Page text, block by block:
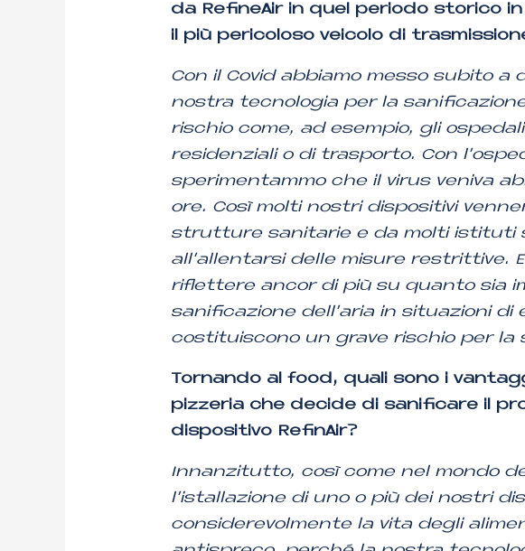
da RefineAir in quel periodo storico
il più pericoloso veicolo di
Con il Covid abbiamo messo subito a
nostra tecnologia per la
rischio come, ad esempio, gli
residenziali o di trasporto. Con
sperimentammo che il virus veniva
ore. Così molti nostri dispositivi
strutture sanitarie e da molti istituti
all’allentarsi delle misure restrittive.
riflettere ancor di più su quanto sia
sanificazione dell’aria in situazioni di
costituiscono un grave rischio per la
Tornando al food, quali sono i
pizzeria che decide di sanificare il
dispositivo RefinAir?
Innanzitutto, così come nel mondo
l’istallazione di uno o più dei nostri
considerevolmente la vita degli